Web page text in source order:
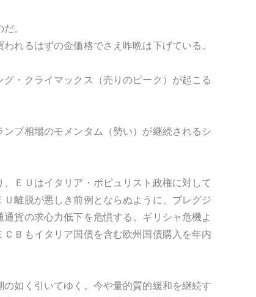
。
れるはずの金価格でさえ昨晩は下げている。
・クライマックス（売りのピーク）が起こる
プ相場のモメンタム（勢い）が継続されるシ
ＥＵはイタリア・ポピュリスト政権に対して
離脱が悪しき前例とならぬように、ブレグジ
貨の求心力低下を危惧する。ギリシャ危機よ
Ｂもイタリア国債を含む欧州国債購入を年内
如く引いてゆく。今や量的質的緩和を継続す